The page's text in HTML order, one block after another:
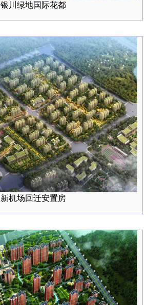
银川绿地国际花都
新机场回迁安置房